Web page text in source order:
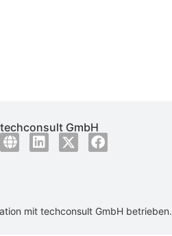
techconsult GmbH
mit techconsult GmbHbetrieben.